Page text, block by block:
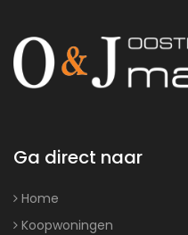
Ga direct naar
Home
Koopwoningen